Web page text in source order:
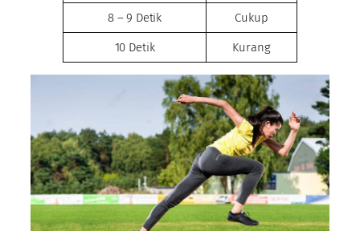
8 – 9 Detik Cukup
10 Detik Kurang